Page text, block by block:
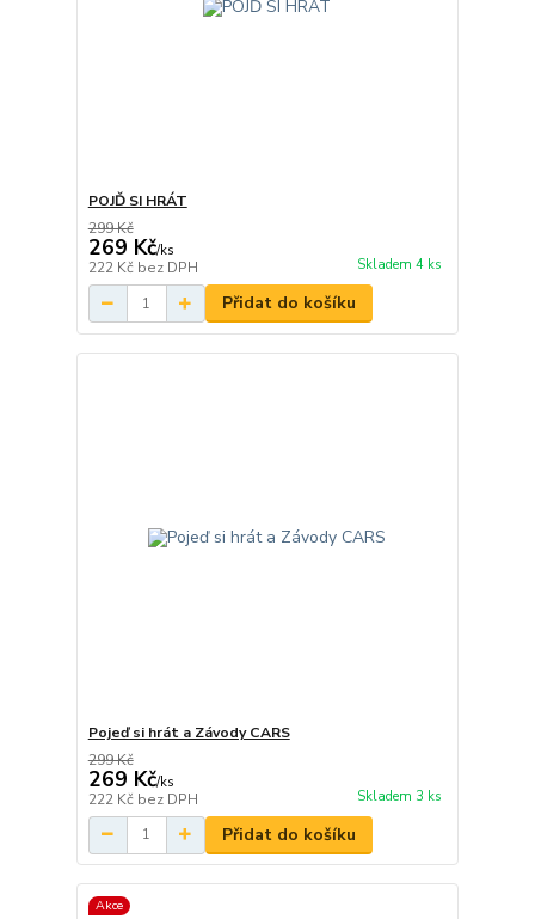
POJĎ SI HRÁT
299 Kč
269 Kč/ks
222 Kč bez DPH Skladem 4 ks
Přidat do košíku
Pojeď si hrát a Závody CARS
299 Kč
269 Kč/ks
222 Kč bez DPH Skladem 3 ks
Přidat do košíku
Akce